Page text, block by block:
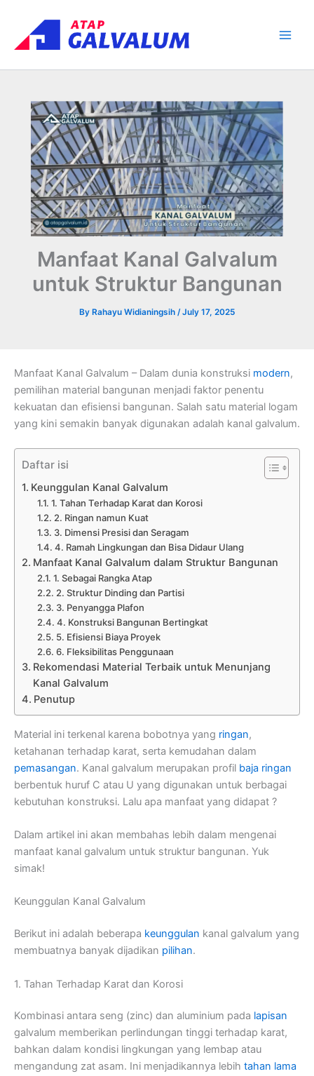
content
Manfaat Kanal Galvalum
untuk Struktur Bangunan
By Rahayu Widianingsih /July 17, 2025
Manfaat Kanal Galvalum – Dalam dunia konstruksi modern,
pemilihan material bangunan menjadi faktor penentu
kekuatan dan efisiensi bangunan. Salah satu material logam
yang kini semakin banyak digunakan adalah kanal galvalum.
Daftar isi
Keunggulan Kanal Galvalum
1. Tahan Terhadap Karat dan Korosi
2. Ringan namun Kuat
3. Dimensi Presisi dan Seragam
4. Ramah Lingkungan dan Bisa Didaur Ulang
Manfaat Kanal Galvalum dalam Struktur Bangunan
1. Sebagai Rangka Atap
2. Struktur Dinding dan Partisi
3. Penyangga Plafon
4. Konstruksi Bangunan Bertingkat
5. Efisiensi Biaya Proyek
6. Fleksibilitas Penggunaan
Rekomendasi Material Terbaik untuk Menunjang
Kanal Galvalum
Penutup
Material ini terkenal karena bobotnya yang ringan,
ketahanan terhadap karat, serta kemudahan dalam
pemasangan. Kanal galvalum merupakan profil baja ringan
berbentuk huruf C atau U yang digunakan untuk berbagai
kebutuhan konstruksi. Lalu apa manfaat yang didapat ?
Dalam artikel ini akan membahas lebih dalam mengenai
manfaat kanal galvalum untuk struktur bangunan. Yuk
simak!
Keunggulan Kanal Galvalum
Berikut ini adalah beberapa keunggulan kanal galvalum yang
membuatnya banyak dijadikan pilihan.
1. Tahan Terhadap Karat dan Korosi
Kombinasi antara seng (zinc) dan aluminium pada lapisan
galvalum memberikan perlindungan tinggi terhadap karat,
bahkan dalam kondisi lingkungan yang lembap atau
mengandung zat asam. Ini menjadikannya lebih tahan lama